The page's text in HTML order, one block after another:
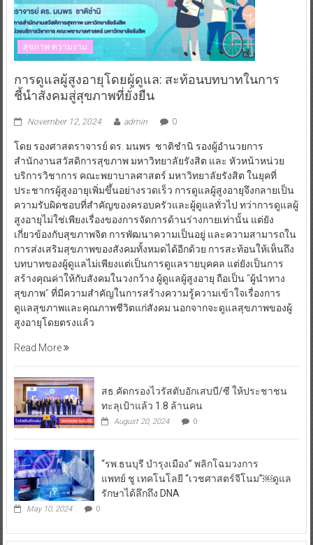
สุขภาพ-ความงาม
การดูแลผู้สูงอายุโดยผู้ดูแล: สะท้อนบทบาทในการ
ชี้นำสังคมสู่สุขภาพที่ยั่งยืน
November 12, 2024 admin 0
โดย รองศาสตราจารย์ ดร. มนพร ชาติชำนิ รองผู้อำนวยการ
สำนักงานสวัสดิการสุขภาพ มหาวิทยาลัยรังสิต และ หัวหน้าหน่วย
บริการวิชาการ คณะพยาบาลศาสตร์ มหาวิทยาลัยรังสิต ในยุคที่
ประชากรผู้สูงอายุเพิ่มขึ้นอย่างรวดเร็ว การดูแลผู้สูงอายุจึงกลายเป็น
ความรับผิดชอบที่สำคัญของครอบครัวและผู้ดูแลทั่วไป ทว่าการดูแลผู้
สูงอายุไม่ใช่เพียงเรื่องของการจัดการด้านร่างกายเท่านั้น แต่ยัง
เกี่ยวข้องกับสุขภาพจิต การพัฒนาความเป็นอยู่ และความสามารถใน
การส่งเสริมสุขภาพของสังคมทั้งหมดได้อีกด้วย การสะท้อนให้เห็นถึง
บทบาทของผู้ดูแลไม่เพียงแต่เป็นการดูแลรายบุคคล แต่ยังเป็นการ
สร้างคุณค่าให้กับสังคมในวงกว้าง ผู้ดูแลผู้สูงอายุ ถือเป็น “ผู้นำทาง
สุขภาพ” ที่มีความสำคัญในการสร้างความรู้ความเข้าใจเรื่องการ
ดูแลสุขภาพและคุณภาพชีวิตแก่สังคม นอกจากจะดูแลสุขภาพของผู้
สูงอายุโดยตรงแล้ว
Read More
สธ.คัดกรองไวรัสตับอักเสบบี/ซี ให้ประชาชน
ทะลุเป้าแล้ว 1.8 ล้านคน
August 20, 2024 0
“รพ.ธนบุรี บำรุงเมือง” พลิกโฉมวงการ
แพทย์ ชู เทคโนโลยี “เวชศาสตร์จีโนม”￼ดูแล
รักษาได้ลึกถึง DNA
May 10, 2024 0